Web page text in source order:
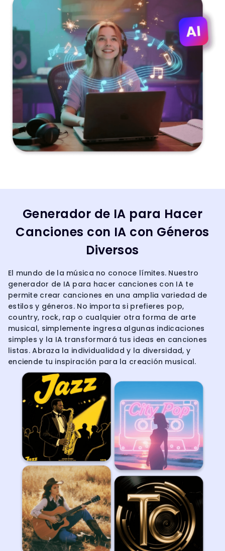
Generador de IA para Hacer
Canciones con IA con Géneros
Diversos
El mundo de la música no conoce límites. Nuestro
generador de IA para hacer canciones con IA te
permite crear canciones en una amplia variedad de
estilos y géneros. No importa si prefieres pop,
country, rock, rap o cualquier otra forma de arte
musical, simplemente ingresa algunas indicaciones
simples y la IA transformará tus ideas en canciones
listas. Abraza la individualidad y la diversidad, y
enciende tu inspiración para la creación musical.